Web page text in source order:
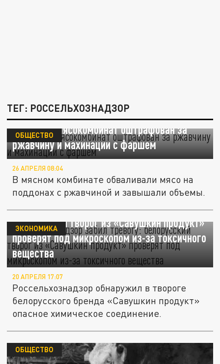
ТЕГ: РОССЕЛЬХОЗНАДЗОР
Пермский мясокомбинат оштрафован за
ржавчину и махинации с фаршем
ОБЩЕСТВО
26 АПРЕЛЯ 08:04
В мясном комбинате обваливали мясо на
поддонах с ржавчиной и завышали объемы.
Россельхознадзор забил тревогу:
белорусский творог из «Савушкин продукт»
проверят под микроскопом из-за токсичного
вещества
ЭКОНОМИКА
20 АПРЕЛЯ 17:07
Россельхознадзор обнаружил в твороге
белорусского бренда «Савушкин продукт»
опасное химическое соединение.
ОБЩЕСТВО